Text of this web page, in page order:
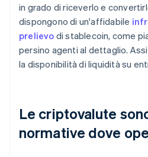
in grado di riceverlo e
dispongono di un'affidabile
prelievo di stablecoin, come
persino agenti al dettaglio.
la disponibilità di liquidità su
Le criptovalute
normative dove